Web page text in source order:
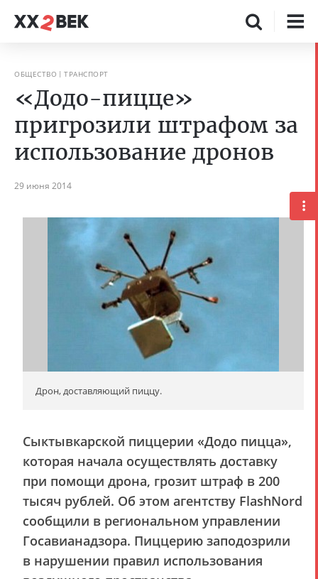
ОБЩЕСТВО ТРАНСПОРТ
«Додо-пицце»
пригрозили штрафом за
использование дронов
29 июня 2014
Дрон, доставляющий пиццу.
Сыктывкарской пиццерии «Додо пицца»,
которая начала осуществлять доставку
при помощи дрона, грозит штраф в 200
тысяч рублей. Об этом агентству FlashNord
сообщили в региональном управлении
Госавианадзора. Пиццерию заподозрили
в нарушении правил использования